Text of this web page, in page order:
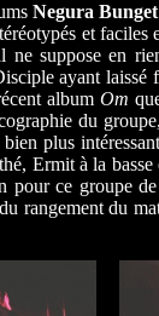
Negura Bunget
et
ne suppose en
ayant
album Om
du
plus
Ermit à la
ce groupe
rangement du